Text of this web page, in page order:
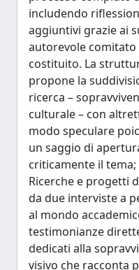
includendo
aggiuntivi grazie ai
autorevole
costituito. La
propone la
ricerca –
culturale – con
modo speculare
un saggio di
criticamente il
Ricerche e progetti
da due interviste a
al mondo
testimonianze
dedicati alla
visivo che racconta